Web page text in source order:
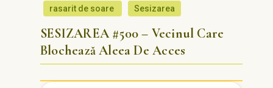
rasarit de soare Sesizarea
SESIZAREA #500 – Vecinul Care
Blochează Aleea De Acces